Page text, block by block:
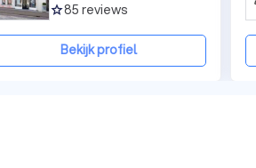
grade85 reviews
Bekijk profiel